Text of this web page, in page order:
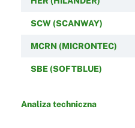
SCW (SCANWAY)
MCRN (MICRONTEC)
SBE (SOFTBLUE)
Analiza techniczna